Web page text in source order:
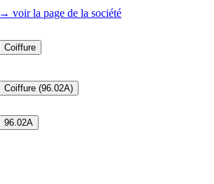
→ voir la page de la société
Coiffure
Coiffure (96.02A)
96.02A